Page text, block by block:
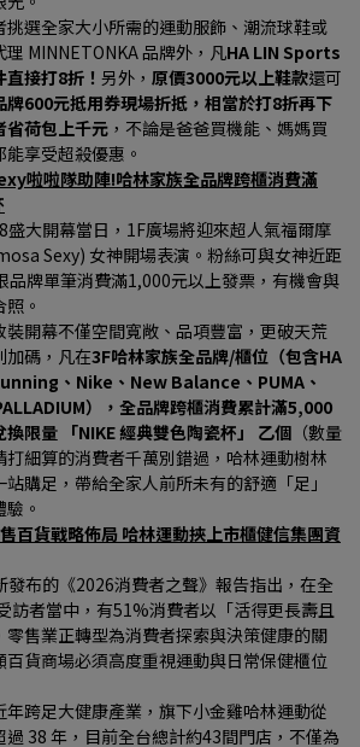
挑選全家大小所需的運動服飾、潮流球鞋或
MINNETONKA 品牌外，凡HA LIN Sports
接打8折！ 另外， 原價3000元以上鞋款還可
牌600元抵用券現場折抵，相當於打8折再下
省荷包上千元 ，不論是爸爸買機能、媽媽買
享受超殺優惠。
啦啦隊助陣!哈林家族全品牌跨櫃消費滿
大開幕當日，1F廣場將迎來超人氣福爾摩
Sexy) 女神開場表演。粉絲可與女神近距
品牌單筆消費滿1,000元以上發票，有機會與
。
裝開幕不僅空間寬敞、品項豐富，更破天荒
加碼，凡在3F哈林家族全品牌/櫃位（包含HA
、Nike、New Balance、PUMA、
），全品牌跨櫃消費累計滿5,000
限量 「NIKE 經典雙色陶瓷杯」 乙個 （數量
細算的消費者千萬別錯過，哈林運動樹林
購足，帶給全家人前所未有的舒適「足」
。
百貨戰略佈局 哈林運動挾上市櫃健信集團資
發布的《2026消費者之聲》報告指出，在全
訪者當中，有51%消費者以「活得更長壽且
售業正轉型為消費者探索與決策健康的關
貨商場必須高度重視運動與日常保健櫃位
跨足大健康產業，旗下小金雞哈林運動從
38 年，目前全台總計約43間門店，不僅為